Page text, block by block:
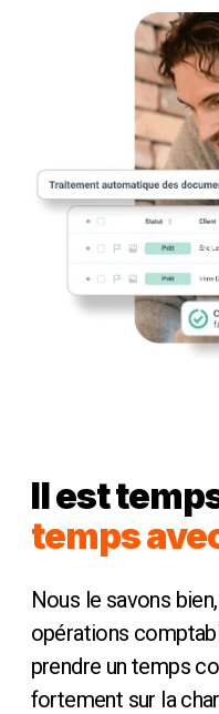
Il est
temps
Nous le savons
opérations
prendre un temps
fortement sur la